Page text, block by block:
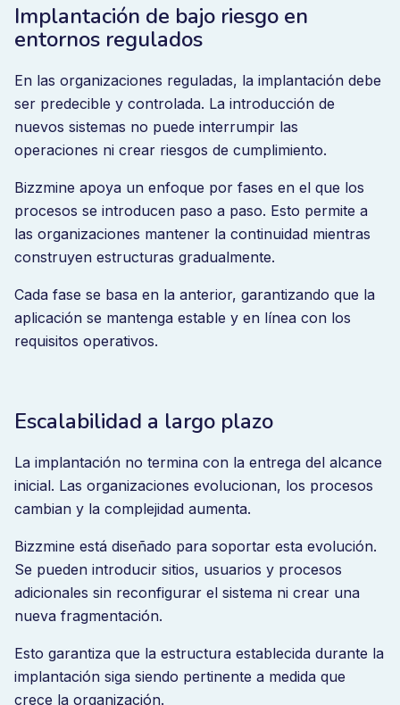
Implantación de bajo riesgo en
entornos regulados
En las organizaciones reguladas, la implantación debe
ser predecible y controlada. La introducción de
nuevos sistemas no puede interrumpir las
operaciones ni crear riesgos de cumplimiento.
Bizzmine apoya un enfoque por fases en el que los
procesos se introducen paso a paso. Esto permite a
las organizaciones mantener la continuidad mientras
construyen estructuras gradualmente.
Cada fase se basa en la anterior, garantizando que la
aplicación se mantenga estable y en línea con los
requisitos operativos.
Escalabilidad a largo plazo
La implantación no termina con la entrega del alcance
inicial. Las organizaciones evolucionan, los procesos
cambian y la complejidad aumenta.
Bizzmine está diseñado para soportar esta evolución.
Se pueden introducir sitios, usuarios y procesos
adicionales sin reconfigurar el sistema ni crear una
nueva fragmentación.
Esto garantiza que la estructura establecida durante la
implantación siga siendo pertinente a medida que
crece la organización.